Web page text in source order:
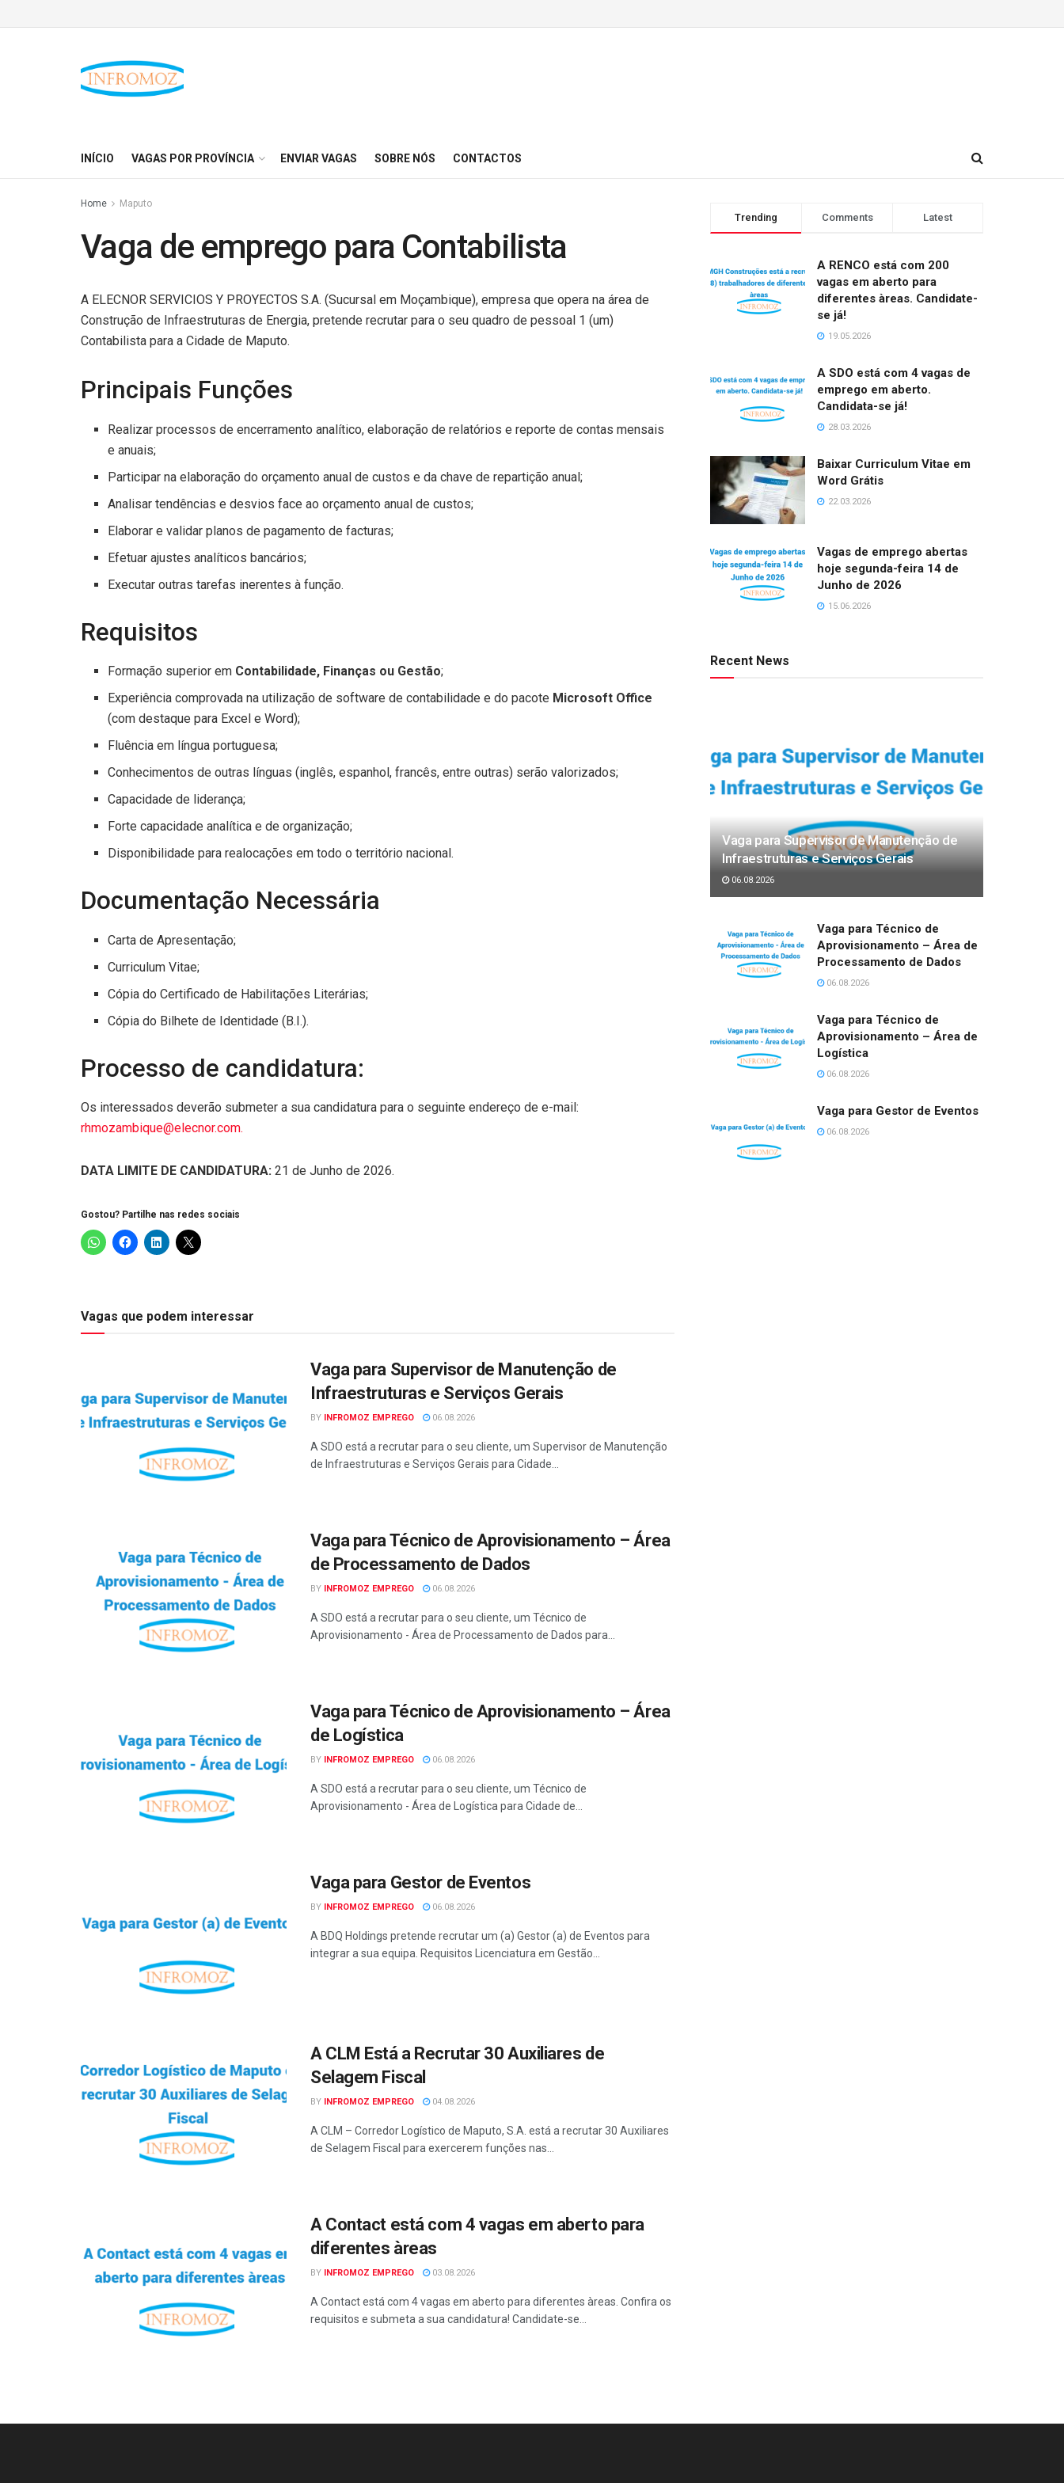
INÍCIO VAGAS POR PROVÍNCIA ENVIAR VAGAS SOBRE NÓS CONTACTOS
Home Maputo
Vaga de emprego para Contabilista
A ELECNOR SERVICIOS Y PROYECTOS S.A. (Sucursal em Moçambique), empresa que opera na área de
Construção de Infraestruturas de Energia, pretende recrutar para o seu quadro de pessoal 1 (um)
Contabilista para a Cidade de Maputo.
Principais Funções
Realizar processos de encerramento analítico, elaboração de relatórios e reporte de contas mensais
e anuais;
Participar na elaboração do orçamento anual de custos e da chave de repartição anual;
Analisar tendências e desvios face ao orçamento anual de custos;
Elaborar e validar planos de pagamento de facturas;
Efetuar ajustes analíticos bancários;
Executar outras tarefas inerentes à função.
Requisitos
Formação superior em Contabilidade, Finanças ou Gestão;
Experiência comprovada na utilização de software de contabilidade e do pacote Microsoft Office
(com destaque para Excel e Word);
Fluência em língua portuguesa;
Conhecimentos de outras línguas (inglês, espanhol, francês, entre outras) serão valorizados;
Capacidade de liderança;
Forte capacidade analítica e de organização;
Disponibilidade para realocações em todo o território nacional.
Documentação Necessária
Carta de Apresentação;
Curriculum Vitae;
Cópia do Certificado de Habilitações Literárias;
Cópia do Bilhete de Identidade (B.I.).
Processo de candidatura:
Os interessados deverão submeter a sua candidatura para o seguinte endereço de e-mail:
rhmozambique@elecnor.com.
DATA LIMITE DE CANDIDATURA: 21 de Junho de 2026.
Gostou? Partilhe nas redes sociais
Vagas que podem interessar
Vaga para Supervisor de Manutenção de
Infraestruturas e Serviços Gerais
BY INFROMOZ EMPREGO 06.08.2026
A SDO está a recrutar para o seu cliente, um Supervisor de Manutenção
de Infraestruturas e Serviços Gerais para Cidade...
Vaga para Técnico de Aprovisionamento – Área
de Processamento de Dados
BY INFROMOZ EMPREGO 06.08.2026
A SDO está a recrutar para o seu cliente, um Técnico de
Aprovisionamento - Área de Processamento de Dados para...
Vaga para Técnico de Aprovisionamento – Área
de Logística
BY INFROMOZ EMPREGO 06.08.2026
A SDO está a recrutar para o seu cliente, um Técnico de
Aprovisionamento - Área de Logística para Cidade de...
Vaga para Gestor de Eventos
BY INFROMOZ EMPREGO 06.08.2026
A BDQ Holdings pretende recrutar um (a) Gestor (a) de Eventos para
integrar a sua equipa. Requisitos Licenciatura em Gestão...
A CLM Está a Recrutar 30 Auxiliares de
Selagem Fiscal
BY INFROMOZ EMPREGO 04.08.2026
A CLM – Corredor Logístico de Maputo, S.A. está a recrutar 30 Auxiliares
de Selagem Fiscal para exercerem funções nas...
A Contact está com 4 vagas em aberto para
diferentes àreas
BY INFROMOZ EMPREGO 03.08.2026
A Contact está com 4 vagas em aberto para diferentes àreas. Confira os
requisitos e submeta a sua candidatura! Candidate-se...
Trending Comments Latest
A RENCO está com 200
vagas em aberto para
diferentes àreas. Candidate-
se já!
19.05.2026
A SDO está com 4 vagas de
emprego em aberto.
Candidata-se já!
28.03.2026
Baixar Curriculum Vitae em
Word Grátis
22.03.2026
Vagas de emprego abertas
hoje segunda-feira 14 de
Junho de 2026
15.06.2026
Recent News
Vaga para Supervisor de Manutenção de
Infraestruturas e Serviços Gerais
06.08.2026
Vaga para Técnico de
Aprovisionamento – Área de
Processamento de Dados
06.08.2026
Vaga para Técnico de
Aprovisionamento – Área de
Logística
06.08.2026
Vaga para Gestor de Eventos
06.08.2026